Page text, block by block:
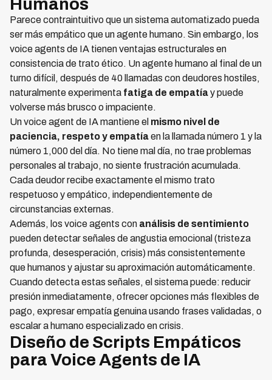
Humanos
Parece contraintuitivo que un sistema automatizado pueda
ser más empático que un agente humano. Sin embargo, los
voice agents de IA tienen ventajas estructurales en
consistencia de trato ético. Un agente humano al final de un
turno difícil, después de 40 llamadas con deudores hostiles,
naturalmente experimenta fatiga de empatíay puede
volverse más brusco o impaciente.
Un voice agent de IA mantiene el mismo nivel de
paciencia, respeto y empatíaen la llamada número 1 y la
número 1,000 del día. No tiene mal día, no trae problemas
personales al trabajo, no siente frustración acumulada.
Cada deudor recibe exactamente el mismo trato
respetuoso y empático, independientemente de
circunstancias externas.
Además, los voice agents con análisis de sentimiento
pueden detectar señales de angustia emocional (tristeza
profunda, desesperación, crisis) más consistentemente
que humanos y ajustar su aproximación automáticamente.
Cuando detecta estas señales, el sistema puede: reducir
presión inmediatamente, ofrecer opciones más flexibles de
pago, expresar empatía genuina usando frases validadas, o
escalar a humano especializado en crisis.
Diseño de Scripts Empáticos
para Voice Agents de IA